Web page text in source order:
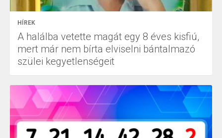
HÍREK
A halálba vetette magát egy 8 éves kisfiú,
mert már nem bírta elviselni bántalmazó
szülei kegyetlenségeit